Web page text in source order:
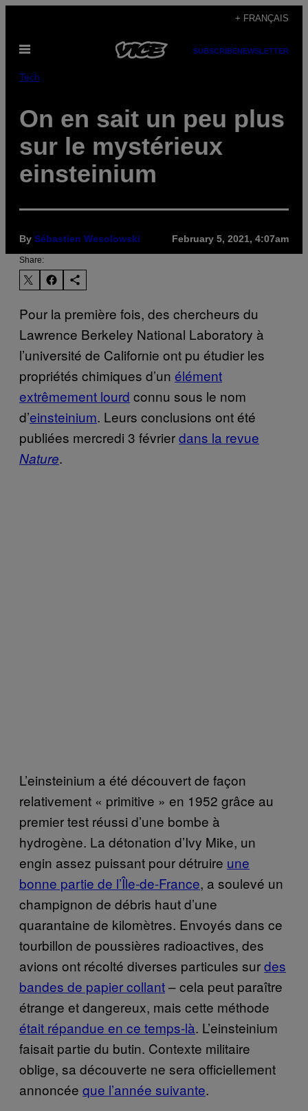
content
+ FRANÇAIS
Open
SUBSCRIBENEWSLETTER
Tech
On en sait un peu plus
sur le mystérieux
einsteinium
By Sébastien Wesolowski February 5, 2021, 4:07am
Share:
Pour la première fois, des chercheurs du
Lawrence Berkeley National Laboratory à
l’université de Californie ont pu étudier les
propriétés chimiques d’un élément
extrêmement lourd connu sous le nom
d’einsteinium. Leurs conclusions ont été
publiées mercredi 3 févrierdans la revue
Nature.
L’einsteinium a été découvert de façon
relativement « primitive » en 1952 grâce au
premier test réussi d’une bombe à
hydrogène. La détonation d’Ivy Mike, un
engin assez puissant pour détruire une
bonne partie de l’Île-de-France, a soulevé un
champignon de débris haut d’une
quarantaine de kilomètres. Envoyés dans ce
tourbillon de poussières radioactives, des
avions ont récolté diverses particules surdes
bandes de papier collant– cela peut paraître
étrange et dangereux, mais cette méthode
était répandue en ce temps-là. L’einsteinium
faisait partie du butin. Contexte militaire
oblige, sa découverte ne sera officiellement
annoncée que l’année suivante.